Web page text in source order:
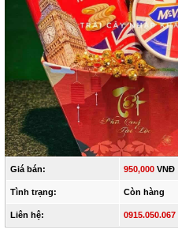
Giá bán: 950,000VNĐ
Tình trạng: Còn hàng
Liên hệ: 0915.050.067